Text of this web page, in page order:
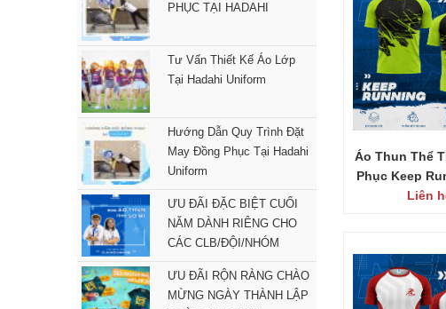
PHỤC TẠI HADAHI
Tư Vấn Thiết Kế Áo Lớp
Tại Hadahi Uniform
Hướng Dẫn Quy Trình Đặt
May Đồng Phục Tại Hadahi
Uniform
ƯU ĐÃI ĐẶC BIỆT CUỐI
NĂM DÀNH RIÊNG CHO
CÁC CLB/ĐỘI/NHÓM
ƯU ĐÃI RỘN RÀNG CHÀO
MỪNG NGÀY THÀNH LẬP
Áo Thun Thể
Phục Keep
Liên